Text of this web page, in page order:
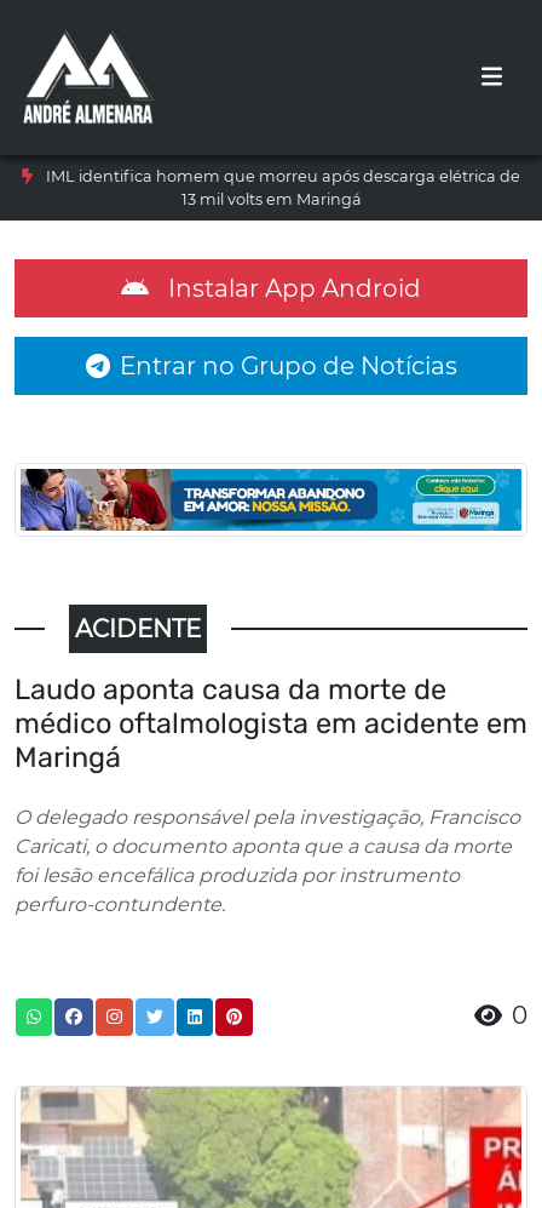
IML identifica homem que morreu após descarga elétrica de
13 mil volts em Maringá
Instalar App Android
Entrar no Grupo de Notícias
ACIDENTE
Laudo aponta causa da morte de
médico oftalmologista em acidente em
Maringá
O delegado responsável pela investigação, Francisco
Caricati, o documento aponta que a causa da morte
foi lesão encefálica produzida por instrumento
perfuro-contundente.
0